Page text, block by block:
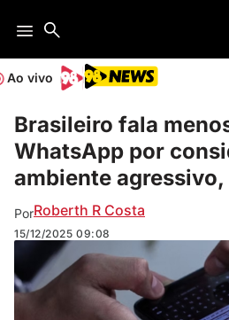
Ao vivo
Brasileiro fala
WhatsApp por
ambiente
PorRoberth R Costa
15/12/2025 09:08